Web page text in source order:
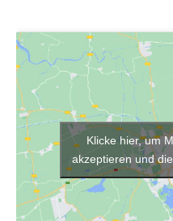
Klicke hier, um
akzeptieren und